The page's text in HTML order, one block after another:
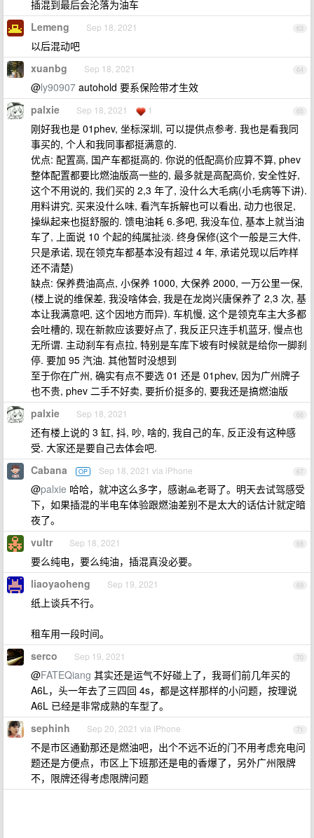
插混到最后会沦落为油车
63
Lemeng Sep 18, 2021
以后混动吧
64
xuanbg Sep 18, 2021
@ly90907 autohold 要系保险带才生效
65
palxie Sep 18, 2021 1
刚好我也是 01phev, 坐标深圳, 可以提供点参考. 我也是看我同
事买的, 个人和我同事都挺满意的.
优点: 配置高, 国产车都挺高的. 你说的低配高价应算不算, phev
整体配置都要比燃油版高一些的, 最多就是高配高价, 安全性好,
这个不用说的, 我们买的 2,3 年了, 没什么大毛病(小毛病等下讲).
用料讲究, 买来没什么味, 看汽车拆解也可以看出, 动力也很足,
操纵起来也挺舒服的. 馈电油耗 6.多吧, 我没车位, 基本上就当油
车了, 上面说 10 个起的纯属扯淡. 终身保修(这个一般是三大件,
只是承诺, 现在领克车都基本没有超过 4 年, 承诺兑现以后咋样
还不清楚)
缺点: 保养费油高点, 小保养 1000, 大保养 2000, 一万公里一保,
(楼上说的维保差, 我没啥体会, 我是在龙岗兴唐保养了 2,3 次, 基
本让我满意吧, 这个因地方而异). 车机慢, 这个是领克车主大多都
会吐槽的, 现在新款应该要好点了, 我反正只连手机蓝牙, 慢点也
无所谓. 主动刹车有点拉, 特别是车库下坡有时候就是给你一脚刹
停. 要加 95 汽油. 其他暂时没想到
至于你在广州, 确实有点不要选 01 还是 01phev, 因为广州牌子
也不贵, phev 二手不好卖, 要折价挺多的, 要我还是搞燃油版
66
palxie Sep 18, 2021
还有楼上说的 3 缸, 抖, 吵, 啥的, 我自己的车, 反正没有这种感
受. 大家还是要自己去体会吧.
67
Cabana OP Sep 18, 2021 via iPhone
@palxie 哈哈，就冲这么多字，感谢🙏老哥了。明天去试驾感受
下，如果插混的半电车体验跟燃油差别不是太大的话估计就定暗
夜了。
68
vultr Sep 18, 2021
要么纯电，要么纯油，插混真没必要。
69
liaoyaoheng Sep 19, 2021
纸上谈兵不行。
租车用一段时间。
70
serco Sep 19, 2021
@FATEQiang 其实还是运气不好碰上了，我哥们前几年买的
A6L，头一年去了三四回 4s，都是这样那样的小问题，按理说
A6L 已经是非常成熟的车型了。
71
sephinh Sep 20, 2021 via iPhone
不是市区通勤那还是燃油吧，出个不远不近的门不用考虑充电问
题还是方便点，市区上下班那还是电的香爆了，另外广州限牌
不，限牌还得考虑限牌问题